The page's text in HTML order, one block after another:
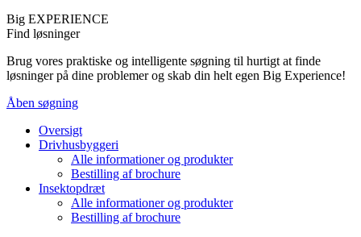
Big EXPERIENCE
Find løsninger
Brug vores praktiske og intelligente søgning til hurtigt at finde
løsninger på dine problemer og skab din helt egen Big Experience!
Åben søgning
Oversigt
Drivhusbyggeri
Alle informationer og produkter
Bestilling af brochure
Insektopdræt
Alle informationer og produkter
Bestilling af brochure